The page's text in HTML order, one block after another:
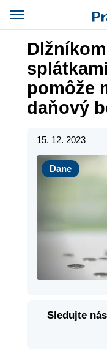
pomôže
daňový
15. 12. 2023
Dane
Dane
Sledujte